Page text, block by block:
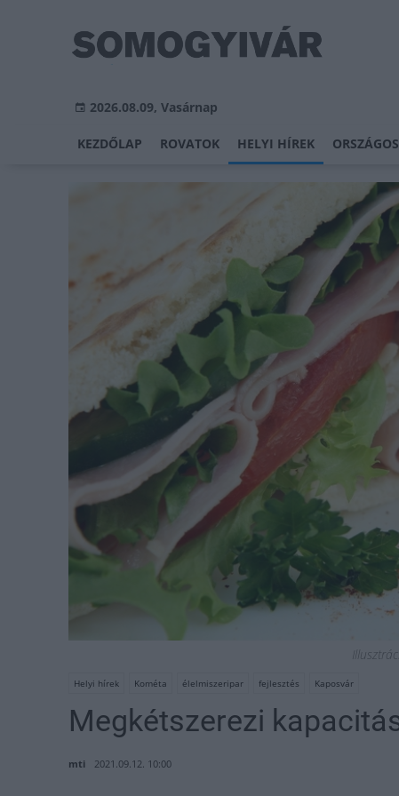
2026.08.09, Vasárnap
KEZDŐLAP ROVATOK HELYI HÍREK
Helyi hírek Kométa élelmiszeripar fejlesztés Kaposvár
Megkétszerezi
mti 2021.09.12. 10:00